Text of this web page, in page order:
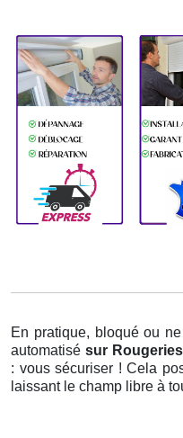
En pratique, bloqué ou
automatisé sur Rougeries
: vous sécuriser ! Cela
laissant le champ libre à